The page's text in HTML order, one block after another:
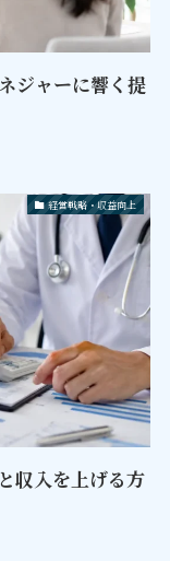
ジャーに響く提
経営戦略・収益向上
収入を上げる方